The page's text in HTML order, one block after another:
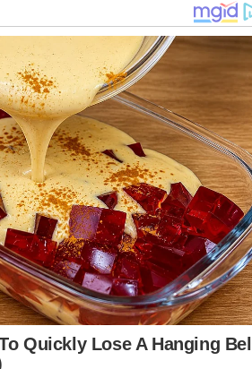
kesan kepada kehidupan
mengancam kesejahteraan
berkurangan akibat
iklim, menjadikannya
untuk mengurus sumber
mampan.